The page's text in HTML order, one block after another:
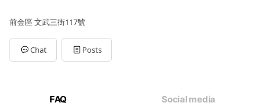
前金區 文武三街117號
Chat Posts
FAQ Social media